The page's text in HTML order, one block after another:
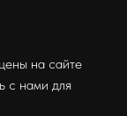
на сайте
с нами для